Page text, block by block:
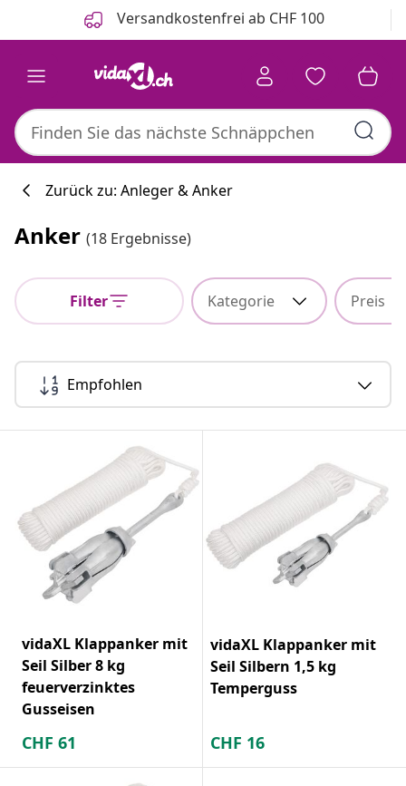
Versandkostenfrei ab CHF 100
Zurück zu: Anleger & Anker
Anker (18 Ergebnisse)
Filter Kategorie Preis
Empfohlen
vidaXL Klappanker mit
Seil Silber 8 kg
feuerverzinktes
Gusseisen
CHF 61
vidaXL Klappanker mit
Seil Silbern 1,5 kg
Temperguss
CHF 16